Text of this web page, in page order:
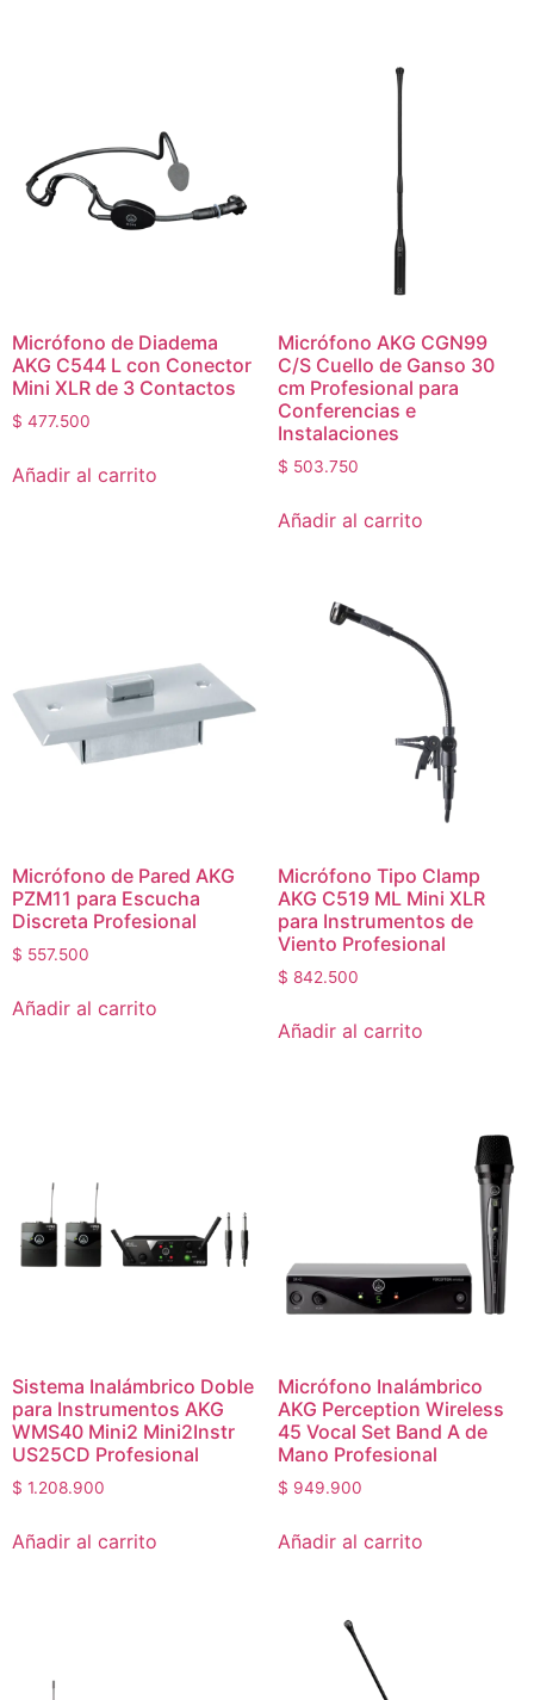
Micrófono de Diadema
AKG C544 L con Conector
Mini XLR de 3 Contactos
$ 477.500
Añadir al carrito
Micrófono AKG CGN99
C/S Cuello de Ganso 30
cm Profesional para
Conferencias e
Instalaciones
$ 503.750
Añadir al carrito
Micrófono de Pared AKG
PZM11 para Escucha
Discreta Profesional
$ 557.500
Añadir al carrito
Micrófono Tipo Clamp
AKG C519 ML Mini XLR
para Instrumentos de
Viento Profesional
$ 842.500
Añadir al carrito
Sistema Inalámbrico Doble
para Instrumentos AKG
WMS40 Mini2 Mini2Instr
US25CD Profesional
$ 1.208.900
Añadir al carrito
Micrófono Inalámbrico
AKG Perception Wireless
45 Vocal Set Band A de
Mano Profesional
$ 949.900
Añadir al carrito